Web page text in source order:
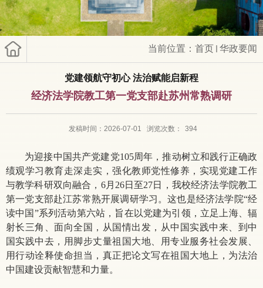
当前位置： 首页 华政要闻
党建领航守初心 法治赋能启新程
经济法学院教工第一党支部赴苏州常熟调研
发稿时间：2026-07-01 浏览次数： 394
为迎接中国共产党建党105周年，推动树立和践行正确政
绩观学习教育走深走实，强化教师党性修养，实现党建工作
与教学科研双向融合，6月26日至27日，我校经济法学院教工
第一党支部赴江苏常熟开展调研学习。这也是经济法学院“经
读中国”系列活动第六站，旨在以党建为引领，立足上海、辐
射长三角、面向全国，从国情出发，从中国实践中来、到中
国实践中去，用脚步丈量祖国大地、用专业服务社会发展、
用行动诠释使命担当，真正把论文写在祖国大地上，为法治
中国建设贡献智慧和力量。